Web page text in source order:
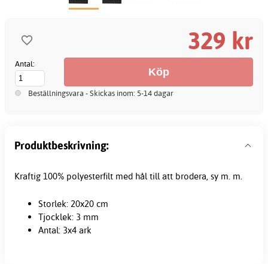
329 kr
Antal:
Beställningsvara - Skickas inom: 5-14 dagar
Produktbeskrivning:
Kraftig 100% polyesterfilt med hål till att brodera, sy m. m.
Storlek: 20x20 cm
Tjocklek: 3 mm
Antal: 3x4 ark